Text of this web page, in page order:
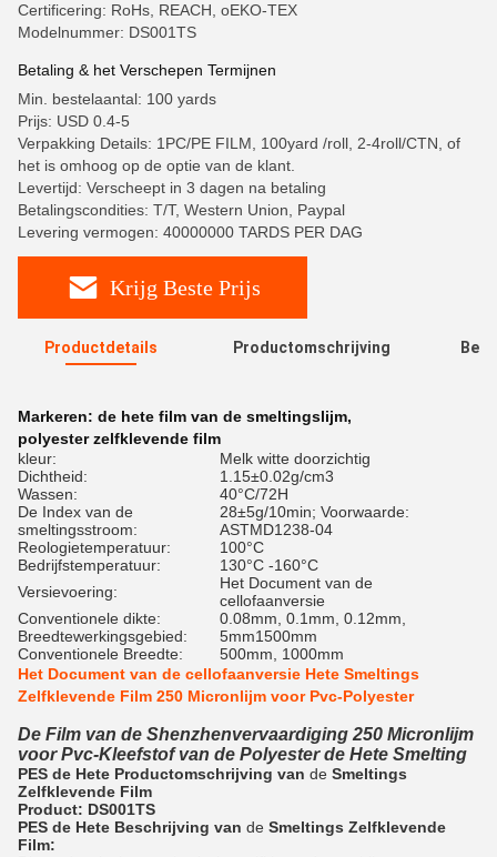
Certificering: RoHs, REACH, oEKO-TEX
Modelnummer: DS001TS
Betaling & het Verschepen Termijnen
Min. bestelaantal: 100 yards
Prijs: USD 0.4-5
Verpakking Details: 1PC/PE FILM, 100yard /roll, 2-4roll/CTN, of
het is omhoog op de optie van de klant.
Levertijd: Verscheept in 3 dagen na betaling
Betalingscondities: T/T, Western Union, Paypal
Levering vermogen: 40000000 TARDS PER DAG
Krijg Beste Prijs
Productdetails Productomschrijving
Markeren: de hete film van de smeltingslijm,
polyester zelfklevende film
kleur:
Melk witte doorzichtig
Dichtheid:
1.15±0.02g/cm3
Wassen:
40°C/72H
De Index van de
smeltingsstroom:
28±5g/10min; Voorwaarde:
ASTMD1238-04
Reologietemperatuur:
100°C
Bedrijfstemperatuur:
130°C -160°C
Versievoering:
Het Document van de
cellofaanversie
Conventionele dikte:
0.08mm, 0.1mm, 0.12mm,
Breedtewerkingsgebied:
5mm1500mm
Conventionele Breedte:
500mm, 1000mm
Het Document van de cellofaanversie Hete Smeltings
Zelfklevende Film 250 Micronlijm voor Pvc-Polyester
De Film van de Shenzhenvervaardiging 250 Micronlijm
voor Pvc-Kleefstof van de Polyester de Hete Smelting
PES de Hete Productomschrijving van de Smeltings
Zelfklevende Film
Product: DS001TS
PES de Hete Beschrijving van de Smeltings Zelfklevende
Film: